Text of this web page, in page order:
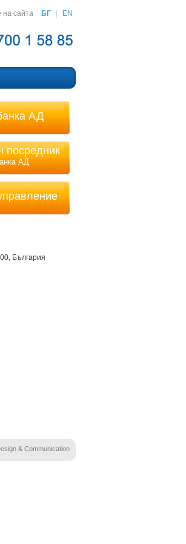
на сайта БГ EN
АД
посредник
АД
България
& Communication